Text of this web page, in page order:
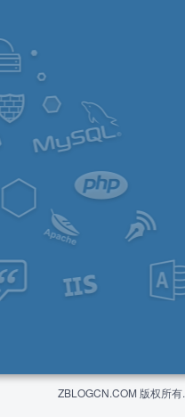
ZBLOGCN.COM 版权所有.